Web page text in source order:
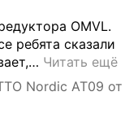
OMVL.
ребята сказали
… Читать ещё
Nordic AT09 от